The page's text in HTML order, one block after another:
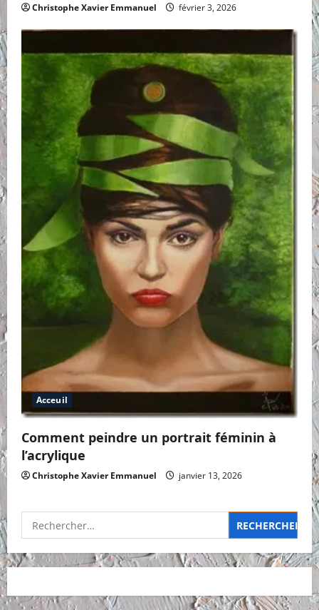
Christophe Xavier Emmanuel février 3, 2026
Acceuil
Comment peindre un portrait féminin à
l’acrylique
Christophe Xavier Emmanuel janvier 13, 2026
Rechercher :